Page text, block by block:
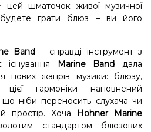
цей шматочок живої музичної
будете грати блюз – ви його
Band – справді інструмент з
Marine Band дала
нових жанрів музики: блюзу,
гармоніки наповнений
що ніби переносить слухача чи
простір. Хоча
Hohner Marine
стандартом блюзових